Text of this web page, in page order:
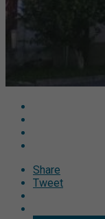
Share
Tweet